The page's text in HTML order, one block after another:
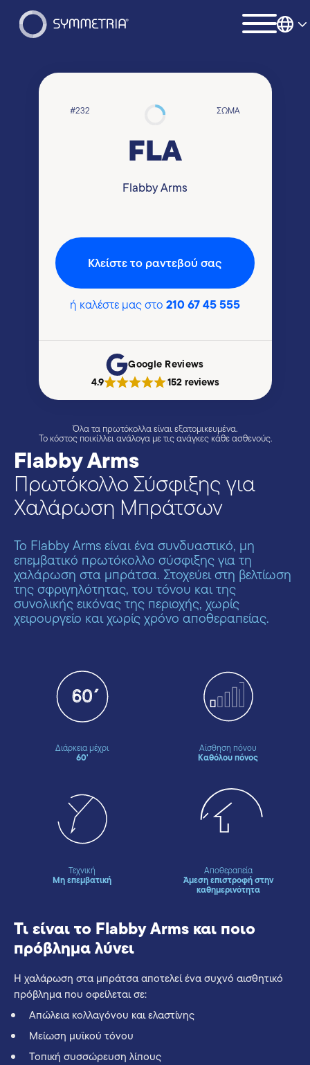
#232 ΣΏΜΑ
FLA
Flabby Arms
Kλείστε το ραντεβού σας
ή καλέστε μας στο 210 67 45 555
Google Reviews
4.9
|152 reviews
Όλα τα πρωτόκολλα είναι εξατομικευμένα.
Το κόστος ποικίλλει ανάλογα με τις ανάγκες κάθε ασθενούς.
Flabby Arms
Πρωτόκολλο Σύσφιξης για
Χαλάρωση Μπράτσων
Το Flabby Arms είναι ένα συνδυαστικό, μη
επεμβατικό πρωτόκολλο σύσφιξης για τη
χαλάρωση στα μπράτσα. Στοχεύει στη βελτίωση
της σφριγηλότητας, του τόνου και της
συνολικής εικόνας της περιοχής, χωρίς
χειρουργείο και χωρίς χρόνο αποθεραπείας.
Διάρκεια μέχρι
60'
Αίσθηση πόνου
Καθόλου πόνος
Τεχνική
Μη επεμβατική
Αποθεραπεία
Άμεση επιστροφή στην
καθημερινότητα
Τι είναι το Flabby Arms και ποιο
πρόβλημα λύνει
Η χαλάρωση στα μπράτσα αποτελεί ένα συχνό αισθητικό
πρόβλημα που οφείλεται σε:
Απώλεια κολλαγόνου και ελαστίνης
Μείωση μυϊκού τόνου
Τοπική συσσώρευση λίπους